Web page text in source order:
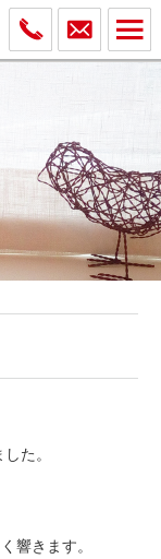
た。
響きます。